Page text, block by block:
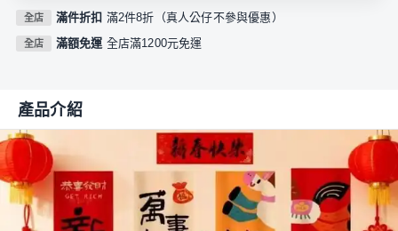
全店 滿件折扣 滿2件8折（真人公仔不參與優惠）
全店 滿額免運 全店滿1200元免運
產品介紹